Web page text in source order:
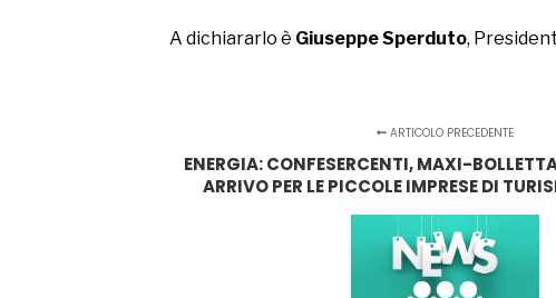
A dichiararlo è Giuseppe Sperduto,
ARTICOLO PRECEDENTE
ENERGIA: CONFESERCENTI, MAXI-
ARRIVO PER LE PICCOLE IMPRESE DI